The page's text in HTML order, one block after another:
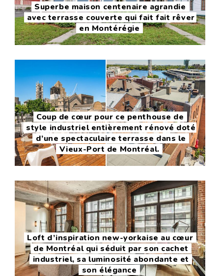
Superbe maison centenaire agrandie
avec terrasse couverte qui fait fait rêver
en Montérégie
Coup de cœur pour ce penthouse de
style industriel entièrement rénové doté
d’une spectaculaire terrasse dans le
Vieux-Port de Montréal.
Loft d’inspiration new-yorkaise au cœur
de Montréal qui séduit par son cachet
industriel, sa luminosité abondante et
son élégance